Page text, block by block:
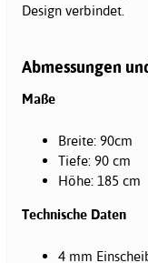
Design verbindet.
Abmessungen
Maße
Breite: 90cm
Tiefe: 90 cm
Höhe: 185 cm
Technische Daten
4 mm